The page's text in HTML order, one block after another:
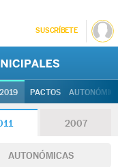
SUSCRÍBETE
PACTOS
2007
AUTONÓMICAS